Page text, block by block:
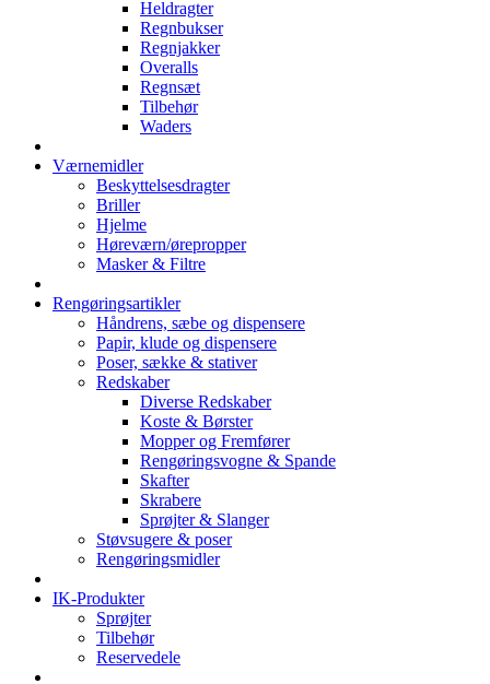
Heldragter
Regnbukser
Regnjakker
Overalls
Regnsæt
Tilbehør
Waders
Værnemidler
Beskyttelsesdragter
Briller
Hjelme
Høreværn/ørepropper
Masker & Filtre
Rengøringsartikler
Håndrens, sæbe og dispensere
Papir, klude og dispensere
Poser, sække & stativer
Redskaber
Diverse Redskaber
Koste & Børster
Mopper og Fremfører
Rengøringsvogne & Spande
Skafter
Skrabere
Sprøjter & Slanger
Støvsugere & poser
Rengøringsmidler
IK-Produkter
Sprøjter
Tilbehør
Reservedele